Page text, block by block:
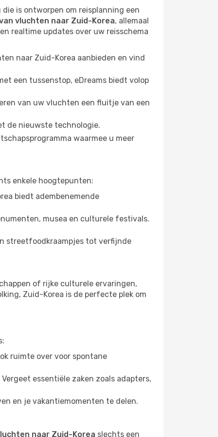
is ontworpen om reisplanning een
vluchten naar Zuid-Korea, allemaal
realtime updates over uw reisschema
naar Zuid-Korea aanbieden en vind
een tussenstop, eDreams biedt volop
van uw vluchten een fluitje van een
de nieuwste technologie.
waarmee u meer
enkele hoogtepunten:
biedt adembenemende
musea en culturele festivals.
streetfoodkraampjes tot verfijnde
of rijke culturele ervaringen,
Zuid-Korea is de perfecte plek om
ruimte over voor spontane
essentiële zaken zoals adapters,
en je vakantiemomenten te delen.
naar Zuid-Korea slechts een